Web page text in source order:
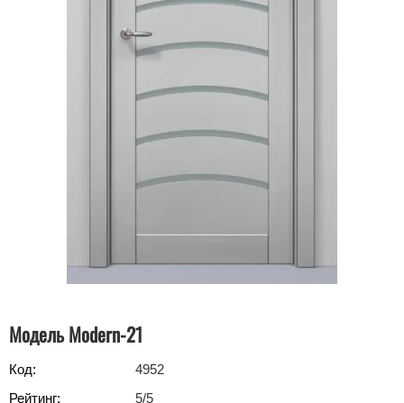
Модель Modern-21
Код:
4952
Рейтинг:
5/5